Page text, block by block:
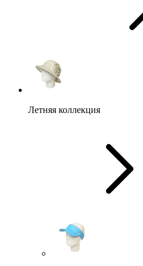
Летняя коллекция